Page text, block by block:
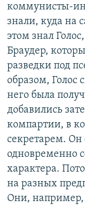
коммунисты-
знали, куда на
этом знал
Браудер,
разведки под
образом, Голос
него была
добавились
компартии, в
секретарем. Он
одновременно
характера.
на разных
Они, например,